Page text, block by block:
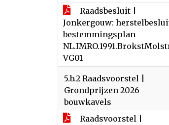
Raadsbesluit |
Jonkergouw:
bestemmingsplan
VG01
5.b.2 Raadsvoorstel |
Grondprijzen 2026
bouwkavels
Raadsvoorstel |